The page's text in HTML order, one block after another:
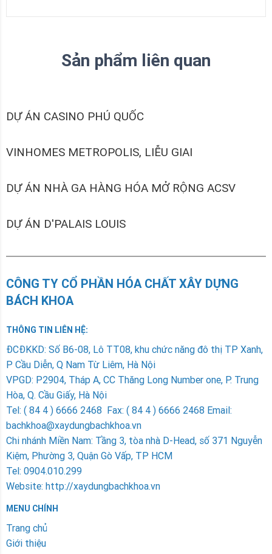
Sản phẩm liên quan
DỰ ÁN CASINO PHÚ QUỐC
VINHOMES METROPOLIS, LIỄU GIAI
DỰ ÁN NHÀ GA HÀNG HÓA MỞ RỘNG ACSV
DỰ ÁN D'PALAIS LOUIS
CÔNG TY CỔ PHẦN HÓA CHẤT XÂY DỰNG
BÁCH KHOA
THÔNG TIN LIÊN HỆ:
ÐCÐKKD: Số B6-08, Lô TT08, khu chức năng đô thị TP Xanh,
P Cầu Diễn, Q Nam Từ Liêm, Hà Nội
VPGD: P2904, Tháp A, CC Thăng Long Number one, P. Trung
Hòa, Q. Cầu Giấy, Hà Nội
Tel: ( 84 4 ) 6666 2468 Fax: ( 84 4 ) 6666 2468 Email:
bachkhoa@xaydungbachkhoa.vn
Chi nhánh Miền Nam: Tầng 3, tòa nhà D-Head, số 371 Nguyễn
Kiệm, Phường 3, Quận Gò Vấp, TP HCM
Tel: 0904.010.299
Website: http://xaydungbachkhoa.vn
MENU CHÍNH
Trang chủ
Giới thiệu